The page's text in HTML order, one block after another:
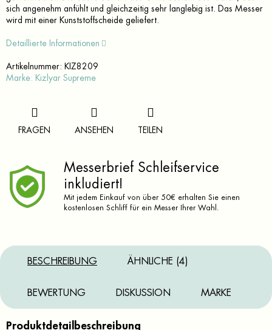
sich angenehm anfühlt und gleichzeitig sehr langlebig ist. Das Messer
wird mit einer Kunststoffscheide geliefert.
Detaillierte Informationen
Artikelnummer: KIZ8209
Marke: Kizlyar Supreme
FRAGEN ANSEHEN TEILEN
Messerbrief Schleifservice
inkludiert!
Mit jedem Einkauf von über 50€ erhalten Sie einen
kostenlosen Schliff für ein Messer Ihrer Wahl.
BESCHREIBUNG ÄHNLICHE (4)
BEWERTUNG DISKUSSION MARKE
Produktdetailbeschreibung